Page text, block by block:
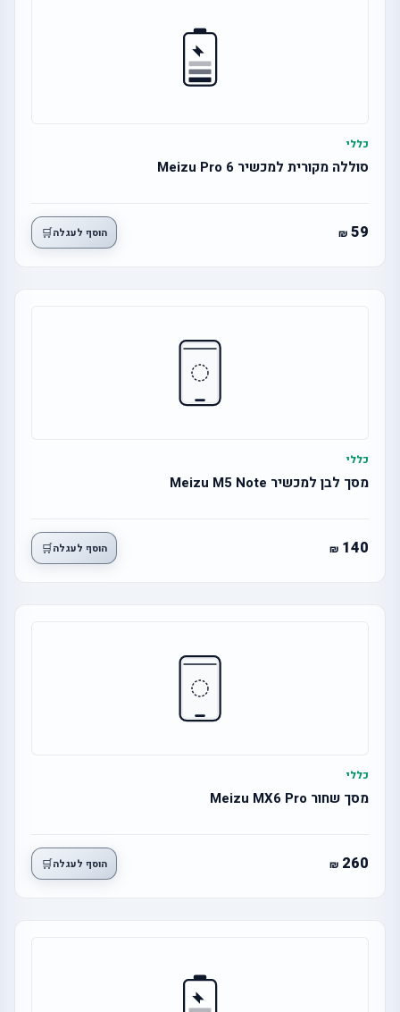
כללי
סוללה מקורית למכשיר Meizu Pro 6
59 הוסף לעגלה🛒
כללי
מסך לבן למכשיר Meizu M5 Note
140 הוסף לעגלה🛒
כללי
מסך שחור Meizu MX6 Pro
260 הוסף לעגלה🛒